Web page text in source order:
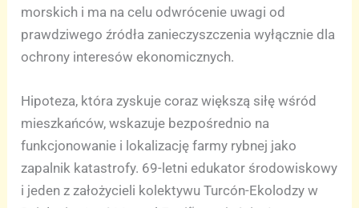
morskich i ma na celu odwrócenie uwagi od
prawdziwego źródła zanieczyszczenia wyłącznie dla
ochrony interesów ekonomicznych.
Hipoteza, która zyskuje coraz większą siłę wśród
mieszkańców, wskazuje bezpośrednio na
funkcjonowanie i lokalizację farmy rybnej jako
zapalnik katastrofy. 69-letni edukator środowiskowy
i jeden z założycieli kolektywu Turcón-Ekolodzy w